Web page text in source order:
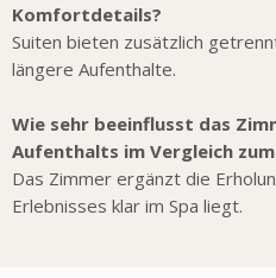
Komfortdetails?
Suiten bieten zusätzlich
längere Aufenthalte.
Wie sehr beeinflusst das
Aufenthalts im Vergleich zum
Das Zimmer ergänzt die
Erlebnisses klar im Spa liegt.